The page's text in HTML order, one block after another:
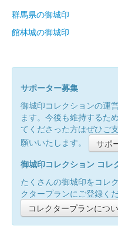
群馬県の御城印
館林城の御城印
サポーター募集
御城印コレクションの運
ます。今後も維持するた
てくださった方はぜひご
願いいたします。
サポ
御城印コレクション コレ
たくさんの御城印をコレ
クタープランにご登録くだ
コレクタープランにつ